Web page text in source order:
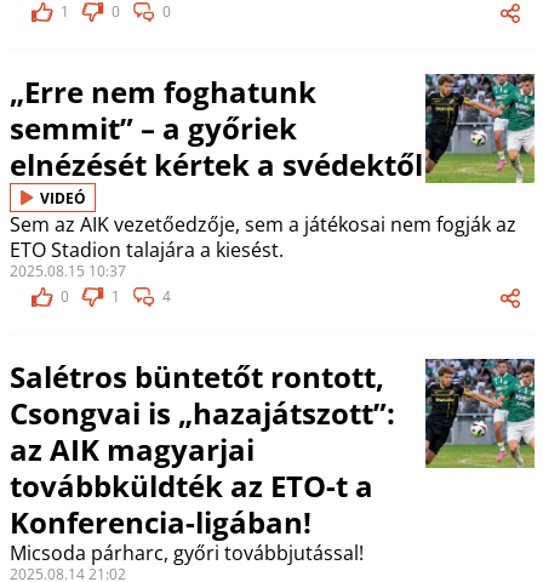
1
0 0
„Erre nem foghatunk
semmit” – a győriek
elnézését kértek a svédektől
VIDEÓ
Sem az AIK vezetőedzője, sem a játékosai nem fogják az
ETO Stadion talajára a kiesést.
2025.08.15 10:37
0
1 4
Salétros büntetőt rontott,
Csongvai is „hazajátszott”:
az AIK magyarjai
továbbküldték az ETO-t a
Konferencia-ligában!
Micsoda párharc, győri továbbjutással!
2025.08.14 21:02